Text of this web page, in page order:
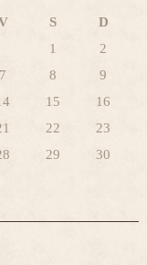
S
D
1
2
7 8
9
15
16
22
23
29
30